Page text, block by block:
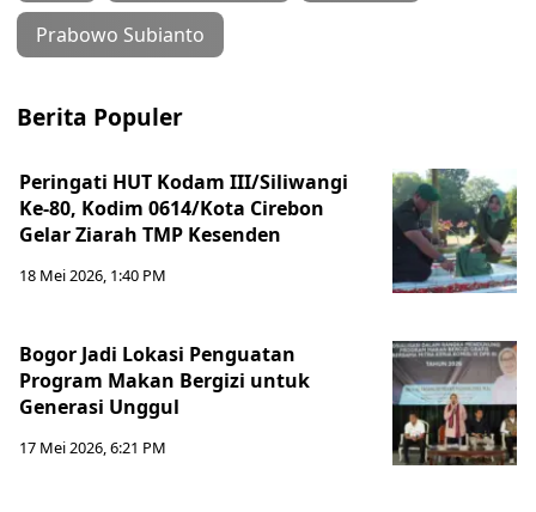
Prabowo Subianto
Berita Populer
Peringati HUT Kodam III/Siliwangi
Ke-80, Kodim 0614/Kota Cirebon
Gelar Ziarah TMP Kesenden
18 Mei 2026, 1:40 PM
Bogor Jadi Lokasi Penguatan
Program Makan Bergizi untuk
Generasi Unggul
17 Mei 2026, 6:21 PM